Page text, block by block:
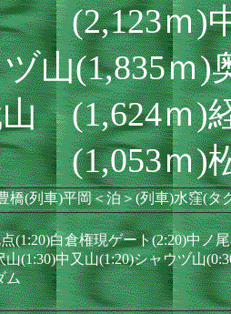
(2,123ｍ)
ヅ山(1,835
山 (1,624
(1,053ｍ)
橋(列車)平岡＜泊＞(列車)水窪(タ
(1:20)白倉権現ゲート(2:20)中ノ
山(1:30)中又山(1:20)シャウヅ山
ム